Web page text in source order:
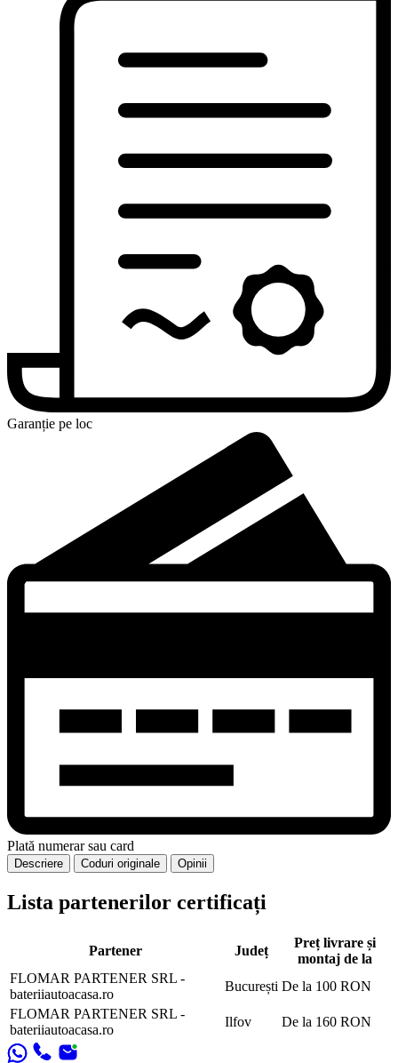
Garanție pe loc
Plată numerar sau card
Descriere Coduri originale Opinii
Lista partenerilor certificați
Partener Județ
Preț livrare și
montaj de la
FLOMAR PARTENER SRL -
bateriiautoacasa.ro
București De la 100 RON
FLOMAR PARTENER SRL -
bateriiautoacasa.ro
Ilfov De la 160 RON